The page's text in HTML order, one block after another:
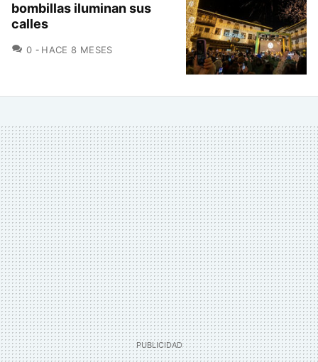
bombillas iluminan sus
calles
0 COMENTARIOS
HACE 8 MESES